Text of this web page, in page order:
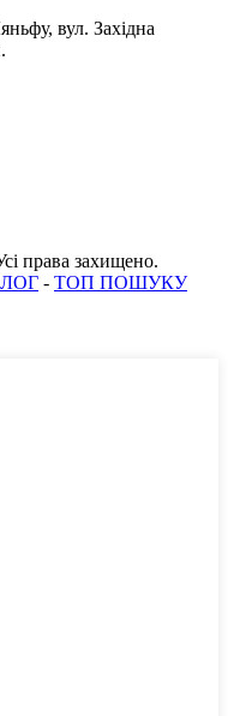
вул. Західна
права захищено.
- ТОП ПОШУКУ